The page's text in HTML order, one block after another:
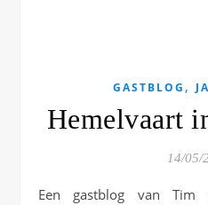
GASTBLOG ,
Hemelvaart
14/05/
Een gastblog van Tim van Tongeren Hoewel